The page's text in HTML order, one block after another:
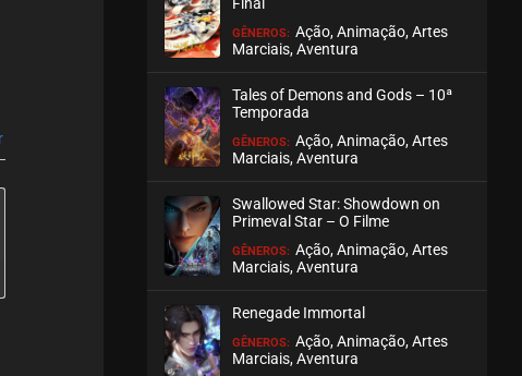
ASSISTIDO
EPISÓDIO 206
ASSISTIDO
EPISÓDIO 205
EPISÓDIO 204
GÊNEROS: Ação, Animação, Artes
Marciais, Aventura
Tales of Demons and Gods – 10ª
Temporada
GÊNEROS: Ação, Animação, Artes
Marciais, Aventura
Swallowed Star: Showdown on
Primeval Star – O Filme
GÊNEROS: Ação, Animação, Artes
Marciais, Aventura
Renegade Immortal
GÊNEROS: Ação, Animação, Artes
Marciais, Aventura